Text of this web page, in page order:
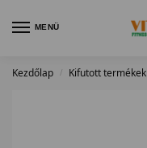
MENÜ
Kezdőlap / Kifutott termékek